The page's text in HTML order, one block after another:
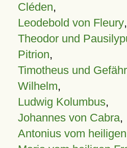
Cléden,
Leodebold von Fleury,
Theodor und
Pitrion,
Timotheus und
Wilhelm,
Ludwig Kolumbus,
Johannes von Cabra,
Antonius vom